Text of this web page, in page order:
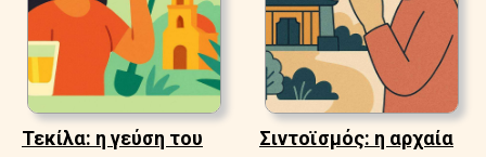
Τεκίλα: η γεύση του
Σιντοϊσμός: η αρχαία